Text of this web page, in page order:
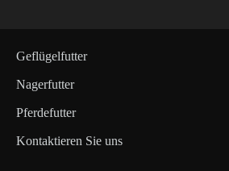
Geflügelfutter
Nagerfutter
Pferdefutter
Kontaktieren Sie uns